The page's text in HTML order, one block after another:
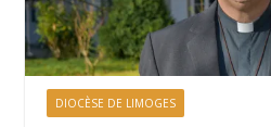
DIOCÈSE DE LIMOGES